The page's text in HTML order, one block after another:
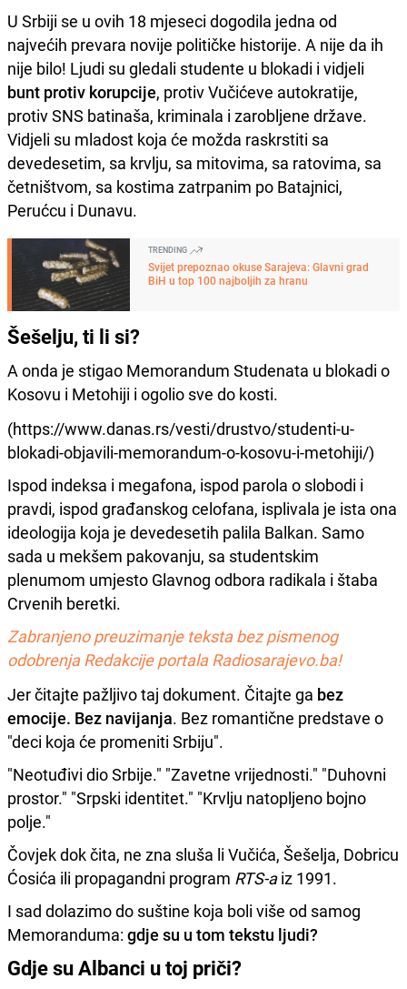
U Srbiji se u ovih 18 mjeseci dogodila jedna od
najvećih prevara novije političke historije. A nije da ih
nije bilo! Ljudi su gledali studente u blokadi i vidjeli
bunt protiv korupcije, protiv Vučićeve autokratije,
protiv SNS batinaša, kriminala i zarobljene države.
Vidjeli su mladost koja će možda raskrstiti sa
devedesetim, sa krvlju, sa mitovima, sa ratovima, sa
četništvom, sa kostima zatrpanim po Batajnici,
Perućcu i Dunavu.
TRENDING
Svijet prepoznao okuse Sarajeva: Glavni grad
BiH u top 100 najboljih za hranu
Šešelju, ti li si?
A onda je stigao Memorandum Studenata u blokadi o
Kosovu i Metohiji i ogolio sve do kosti.
(https://www.danas.rs/vesti/drustvo/studenti-u-
blokadi-objavili-memorandum-o-kosovu-i-metohiji/)
Ispod indeksa i megafona, ispod parola o slobodi i
pravdi, ispod građanskog celofana, isplivala je ista ona
ideologija koja je devedesetih palila Balkan. Samo
sada u mekšem pakovanju, sa studentskim
plenumom umjesto Glavnog odbora radikala i štaba
Crvenih beretki.
Zabranjeno preuzimanje teksta bez pismenog
odobrenja Redakcije portala Radiosarajevo.ba!
Jer čitajte pažljivo taj dokument. Čitajte ga bez
emocije. Bez navijanja. Bez romantične predstave o
"deci koja će promeniti Srbiju".
"Neotuđivi dio Srbije." "Zavetne vrijednosti." "Duhovni
prostor." "Srpski identitet." "Krvlju natopljeno bojno
polje."
Čovjek dok čita, ne zna sluša li Vučića, Šešelja, Dobricu
Ćosića ili propagandni program RTS-aiz 1991.
I sad dolazimo do suštine koja boli više od samog
Memoranduma: gdje su u tom tekstu ljudi?
Gdje su Albanci u toj priči?